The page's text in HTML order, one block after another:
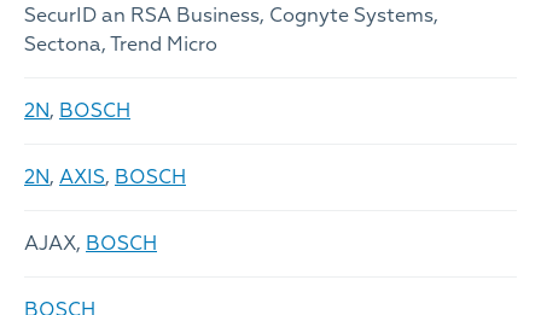
SecurID an RSA Business, Cognyte Systems,
Sectona, Trend Micro
2N, BOSCH
2N, AXIS, BOSCH
AJAX, BOSCH
BOSCH